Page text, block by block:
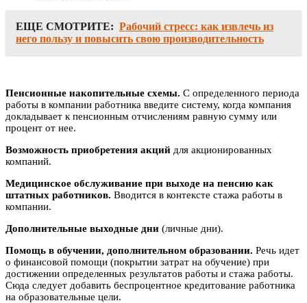
ЕЩЕ СМОТРИТЕ: Рабочий стресс: как извлечь из
него пользу и повысить свою производительность
Пенсионные накопительные схемы. С определенного периода
работы в компании работника введите систему, когда компания
докладывает к пенсионным отчислениям равную сумму или
процент от нее.
Возможность приобретения акций для акционированных
компаний.
Медицинское обслуживание при выходе на пенсию как
штатных работников. Вводится в контексте стажа работы в
компании.
Дополнительные выходные дни (личные дни).
Помощь в обучении, дополнительном образовании. Речь идет
о финансовой помощи (покрытии затрат на обучение) при
достижении определенных результатов работы и стажа работы.
Сюда следует добавить беспроцентное кредитование работника
на образовательные цели.